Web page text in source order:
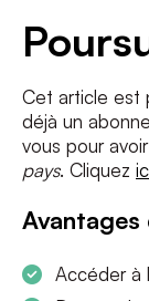
Cet article est
déjà un
vous pour
pays. Cliquez
Avantages
Accéder à
J'accepte les